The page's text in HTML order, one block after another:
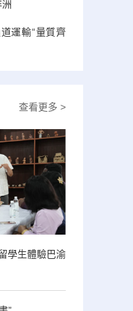
運輸“量質齊
查看更多 >
學生體驗巴渝